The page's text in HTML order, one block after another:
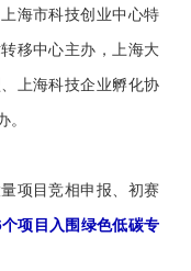
海市科技创业中心特
移中心主办，上海大
上海科技企业孵化协
项目竞相申报、初赛
项目入围绿色低碳专